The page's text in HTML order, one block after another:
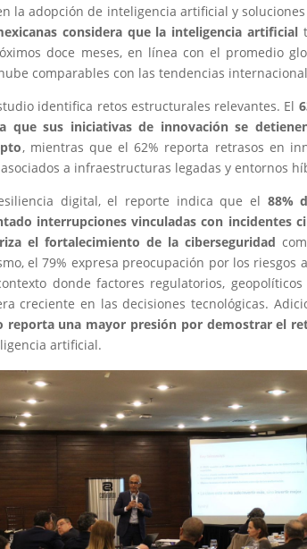
la adopción de inteligencia artificial y
considera que la inteligencia artificial
doce meses, en línea con el promedio
comparables con las tendencias
identifica retos estructurales relevantes. El
que sus iniciativas de innovación se
, mientras que el 62% reporta retrasos en
a infraestructuras legadas y entornos
digital, el reporte indica que el 88%
interrupciones vinculadas con incidentes
el fortalecimiento de la ciberseguridad
el 79% expresa preocupación por los riesgos
donde factores regulatorios,
creciente en las decisiones tecnológicas.
reporta una mayor presión por demostrar el
artificial.